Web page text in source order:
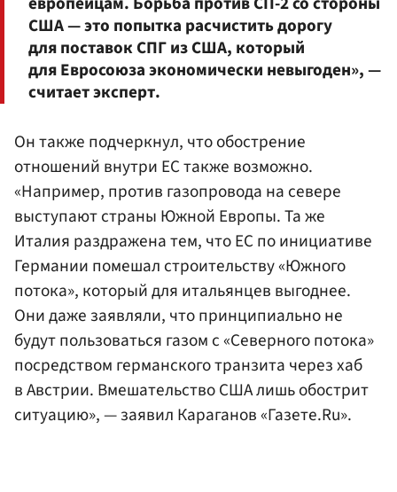
США — это попытка расчистить дорогу
для поставок СПГ из США, который
для Евросоюза экономически невыгоден», —
считает эксперт.
Он также подчеркнул, что обострение
отношений внутри ЕС также возможно.
«Например, против газопровода на севере
выступают страны Южной Европы. Та же
Италия раздражена тем, что ЕС по инициативе
Германии помешал строительству «Южного
потока», который для итальянцев выгоднее.
Они даже заявляли, что принципиально не
будут пользоваться газом с «Северного потока»
посредством германского транзита через хаб
в Австрии. Вмешательство США лишь обострит
ситуацию», — заявил Караганов «Газете.Ru».